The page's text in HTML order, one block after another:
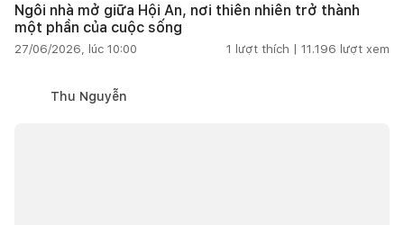
Ngôi nhà mở giữa Hội An, nơi thiên nhiên trở thành
một phần của cuộc sống
27/06/2026, lúc 10:00 1 lượt thích | 11.196 lượt xem
Thu Nguyễn